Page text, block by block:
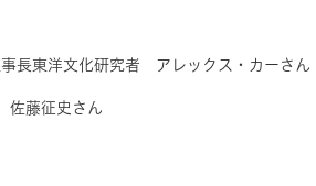
長東洋文化研究者 アレックス・カーさん
佐藤征史さん